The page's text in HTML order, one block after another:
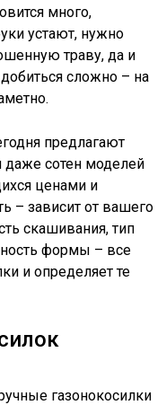
много,
устают, нужно
траву, да и
сложно – на
предлагают
даже сотен моделей
ценами и
– зависит от вашего
скашивания, тип
формы – все
и определяет те
газонокосилки